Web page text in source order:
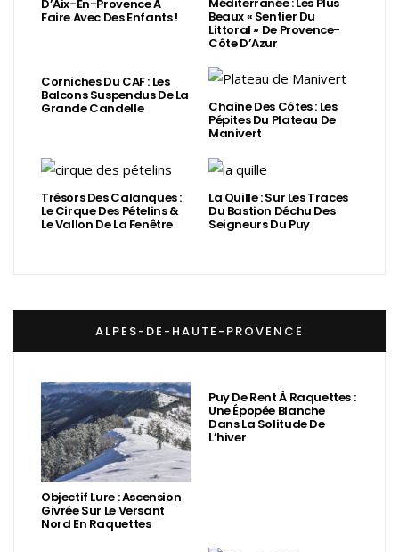
D’Aix-En-Provence À
Faire Avec Des Enfants ! Beaux « Sentier Du
Littoral » De Provence-
Côte D’Azur
Corniches Du CAF : Les
Balcons Suspendus De La
Grande Candelle Chaîne Des Côtes : Les
Pépites Du Plateau De
Manivert
Trésors Des Calanques :
Le Cirque Des Pételins &
Le Vallon De La Fenêtre
La Quille : Sur Les Traces
Du Bastion Déchu Des
Seigneurs Du Puy
ALPES-DE-HAUTE-PROVENCE
Objectif Lure : Ascension
Givrée Sur Le Versant
Nord En Raquettes
Puy De Rent À Raquettes :
Une Épopée Blanche
Dans La Solitude De
L’hiver